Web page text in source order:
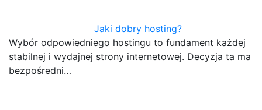
Jaki dobry hosting?
Wybór odpowiedniego hostingu to fundament każdej
stabilnej i wydajnej strony internetowej. Decyzja ta ma
bezpośredni…